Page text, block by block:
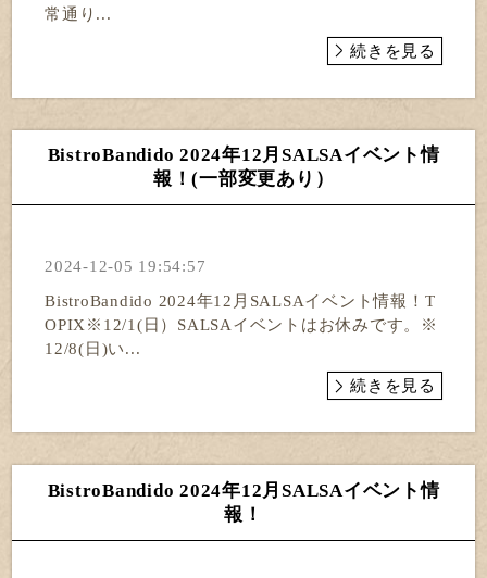
常通り...
続きを見る
BistroBandido 2024年12月SALSAイベント情
報！(一部変更あり）
2024-12-05 19:54:57
BistroBandido 2024年12月SALSAイベント情報！T
OPIX※12/1(日）SALSAイベントはお休みです。※
12/8(日)い...
続きを見る
BistroBandido 2024年12月SALSAイベント情
報！